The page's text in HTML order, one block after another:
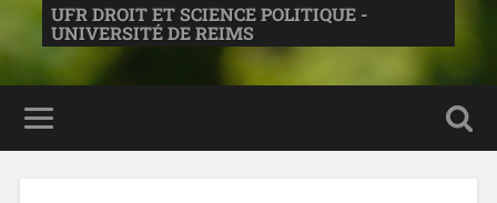
UFR DROIT ET SCIENCE POLITIQUE -
UNIVERSITÉ DE REIMS